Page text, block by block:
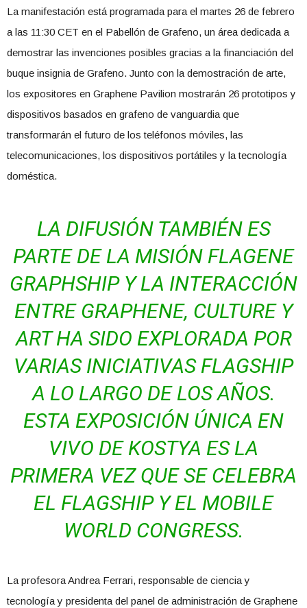
La manifestación está programada para el martes 26 de febrero
a las 11:30 CET en el Pabellón de Grafeno, un área dedicada a
demostrar las invenciones posibles gracias a la financiación del
buque insignia de Grafeno. Junto con la demostración de arte,
los expositores en Graphene Pavilion mostrarán 26 prototipos y
dispositivos basados ​​en grafeno de vanguardia que
transformarán el futuro de los teléfonos móviles, las
telecomunicaciones, los dispositivos portátiles y la tecnología
doméstica.
LA DIFUSIÓN TAMBIÉN ES
PARTE DE LA MISIÓN FLAGENE
GRAPHSHIP Y LA INTERACCIÓN
ENTRE GRAPHENE, CULTURE Y
ART HA SIDO EXPLORADA POR
VARIAS INICIATIVAS FLAGSHIP
A LO LARGO DE LOS AÑOS.
ESTA EXPOSICIÓN ÚNICA EN
VIVO DE KOSTYA ES LA
PRIMERA VEZ QUE SE CELEBRA
EL FLAGSHIP Y EL MOBILE
WORLD CONGRESS.
La profesora Andrea Ferrari, responsable de ciencia y
tecnología y presidenta del panel de administración de Graphene